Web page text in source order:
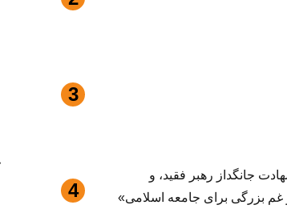
جانگداز رهبر فقید، و
غم بزرگی برای جامعه اسلامی»